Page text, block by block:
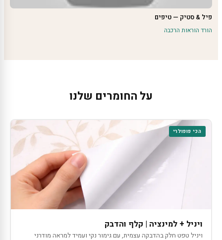
פיל & סטיק — טיפים
הורד הוראות הרכבה
על החומרים שלנו
הכי פופולרי
ויניל + למינציה | קלף והדבק
ויניל טפט חלק בהדבקה עצמית, עם גימור נקי ועמיד למראה מודרני